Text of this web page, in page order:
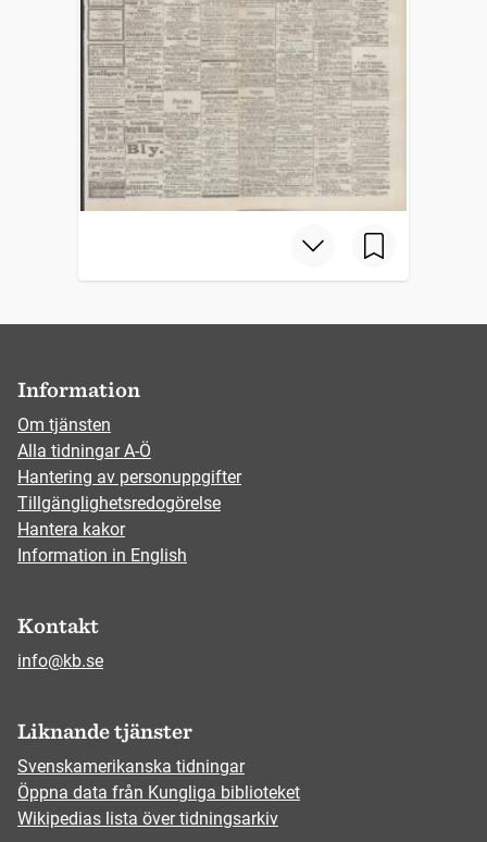
Information
Om tjänsten
Alla tidningar A-Ö
Hantering av personuppgifter
Tillgänglighetsredogörelse
Hantera kakor
Information in English
Kontakt
info@kb.se
Liknande tjänster
Svenskamerikanska tidningar
Öppna data från Kungliga biblioteket
Wikipedias lista över tidningsarkiv